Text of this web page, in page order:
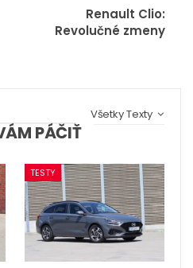
Renault Clio:
Revolučné zmeny
Všetky Texty
PÁČIŤ
TESTY